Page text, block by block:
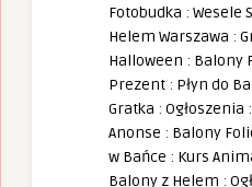
Fotobudka : Wesele
Helem Warszawa :
Halloween : Balony
Prezent : Płyn do
Gratka : Ogłoszenia :
Anonse : Balony
w Bańce : Kurs
Balony z Helem :